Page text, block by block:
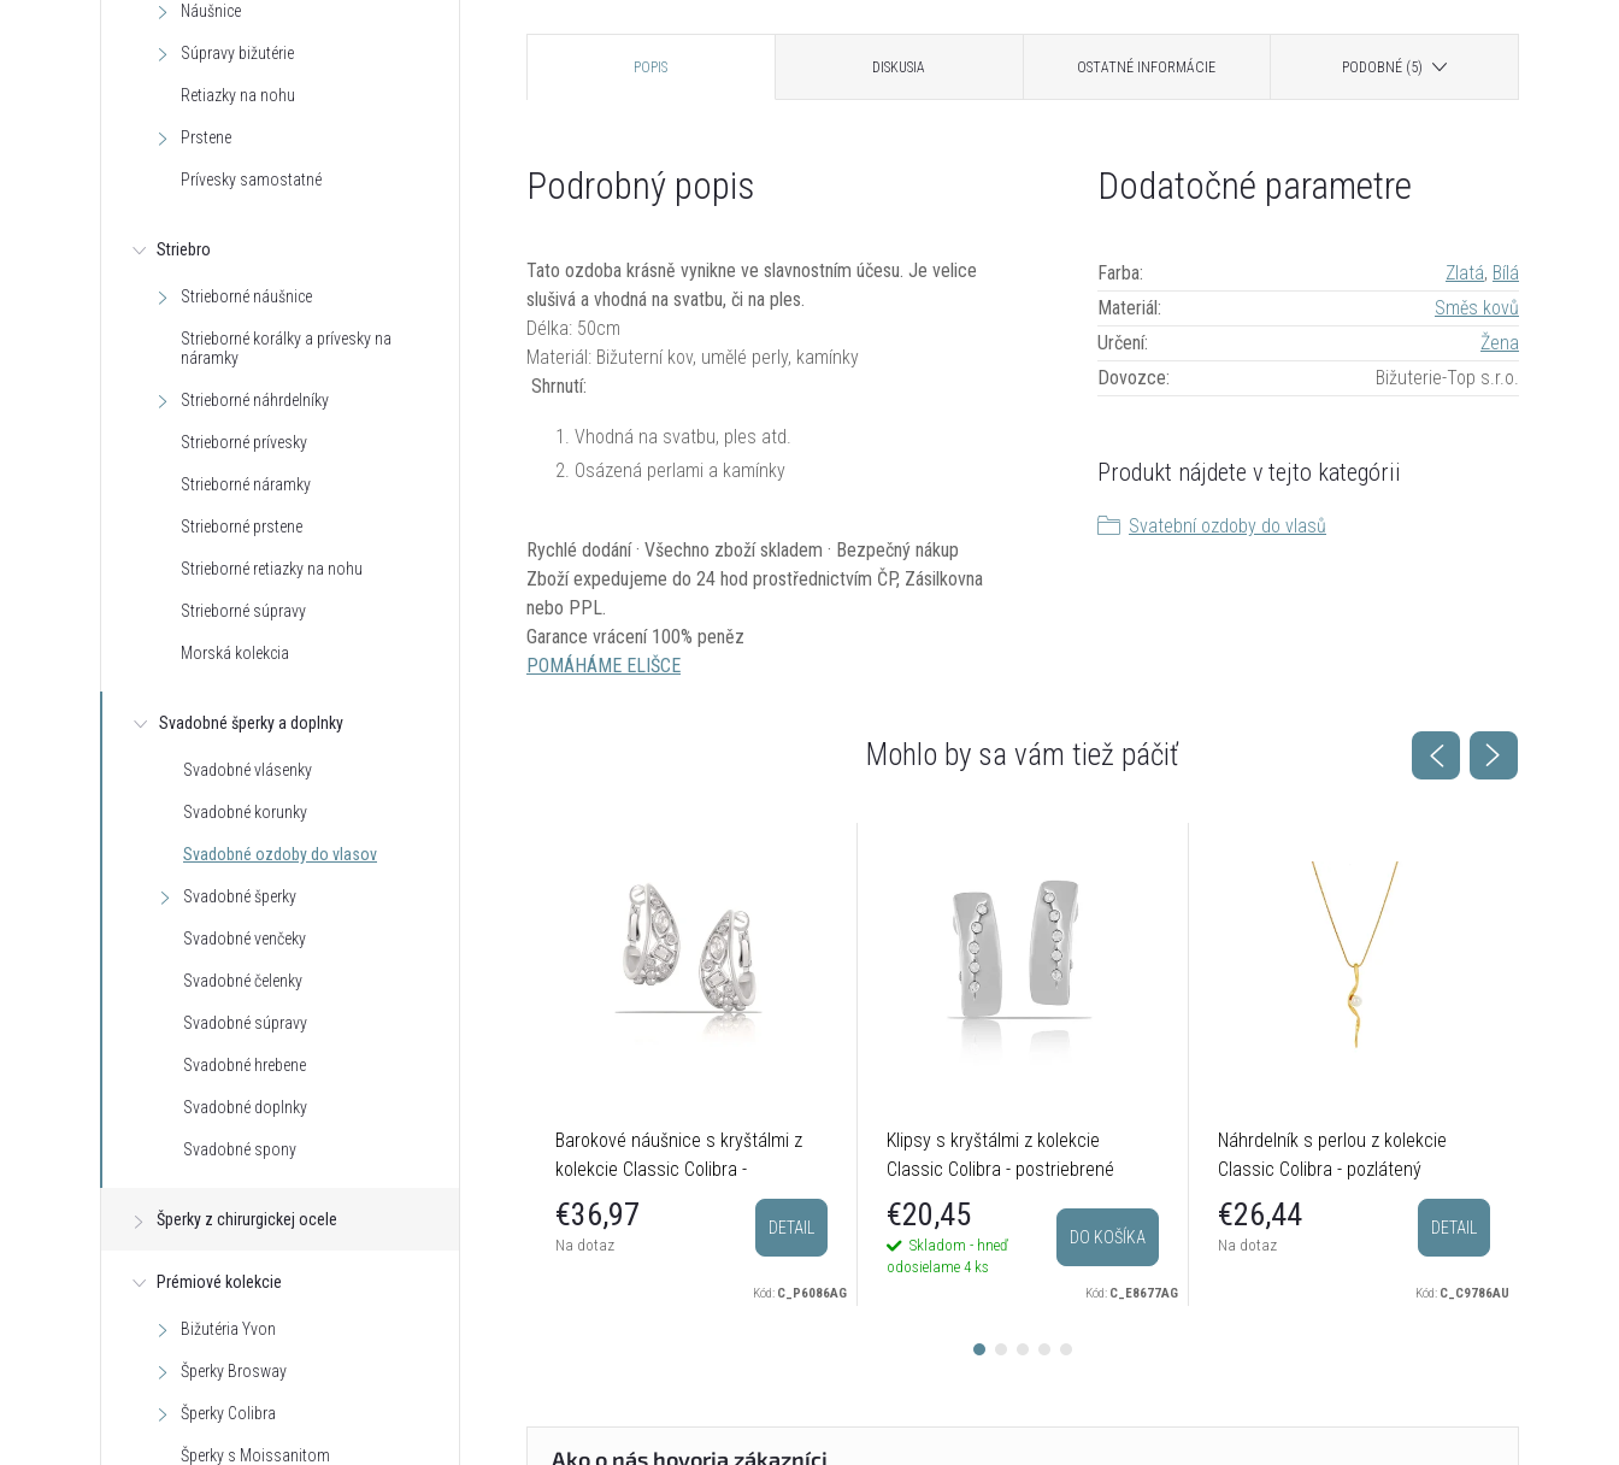
Náušnice
Súpravy bižutérie
Retiazky na nohu
Prstene
Prívesky samostatné
Striebro
Strieborné náušnice
Strieborné korálky a prívesky na
náramky
Strieborné náhrdelníky
Strieborné prívesky
Strieborné náramky
Strieborné prstene
Strieborné retiazky na nohu
Strieborné súpravy
Morská kolekcia
Svadobné šperky a doplnky
Svadobné vlásenky
Svadobné korunky
Svadobné ozdoby do vlasov
Svadobné šperky
Svadobné venčeky
Svadobné čelenky
Svadobné súpravy
Svadobné hrebene
Svadobné doplnky
Svadobné spony
Šperky z chirurgickej ocele
Prémiové kolekcie
Bižutéria Yvon
Šperky Brosway
Šperky Colibra
Šperky s Moissanitom
POPIS DISKUSIA OSTATNÉ INFORMÁCIE PODOBNÉ (5)
Podrobný popis
Tato ozdoba krásně vynikne ve slavnostním účesu. Je velice
slušivá a vhodná na svatbu, či na ples.
Délka: 50cm
Materiál: Bižuterní kov, umělé perly, kamínky
Shrnutí:
Vhodná na svatbu, ples atd.
Osázená perlami a kamínky
Rychlé dodání · Všechno zboží skladem · Bezpečný nákup
Zboží expedujeme do 24 hod prostřednictvím ČP, Zásilkovna
nebo PPL.
Garance vrácení 100% peněz
POMÁHÁME ELIŠCE
Dodatočné parametre
Farba: Zlatá, Bílá
Materiál:
Směs kovů
Určení:
Žena
Dovozce: Bižuterie-Top s.r.o.
Produkt nájdete v tejto kategórii
Svatební ozdoby do vlasů
Klipsy s guličkou z kolekcie Classic
€16,32
Barokové náušnice s kryštálmi z
kolekcie Classic Colibra -
postriebrené
€36,97
Na dotaz
DETAIL
Kód: C_P6086AG
Klipsy s kryštálmi z kolekcie
Classic Colibra - postriebrené
€20,45
Skladom - hneď
odosielame 4 ks
DO KOŠÍKA
Kód: C_E8677AG
Náhrdelník s perlou z kolekcie
Classic Colibra - pozlátený
€26,44
Na dotaz
DETAIL
Kód: C_C9786AU